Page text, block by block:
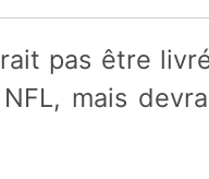
mais